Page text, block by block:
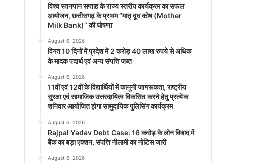
विश्व स्तनपान सप्ताह के राज्य स्तरीय कार्यक्रम का सफल
आयोजन, छत्तीसगढ़ के प्रथम “मातृ दूध कोष (Mother
Milk Bank)” की घोषणा
August 6, 2026
विगत 10 दिनों में प्रदेश में 2 करोड़ 40 लाख रुपये से अधिक
के मादक पदार्थ एवं अन्य संपत्ति जब्त
August 6, 2026
11वीं एवं 12वीं के विद्यार्थियों में कानूनी जागरूकता, राष्ट्रीय
सुरक्षा एवं सामाजिक उत्तरदायित्व विकसित करने हेतु प्रत्येक
शनिवार आयोजित होगा सामुदायिक पुलिसिंग कार्यक्रम
August 6, 2026
Rajpal Yadav Debt Case: 16 करोड़ के लोन विवाद में
बैंक का बड़ा एक्शन, संपत्ति नीलामी का नोटिस जारी
August 6, 2026